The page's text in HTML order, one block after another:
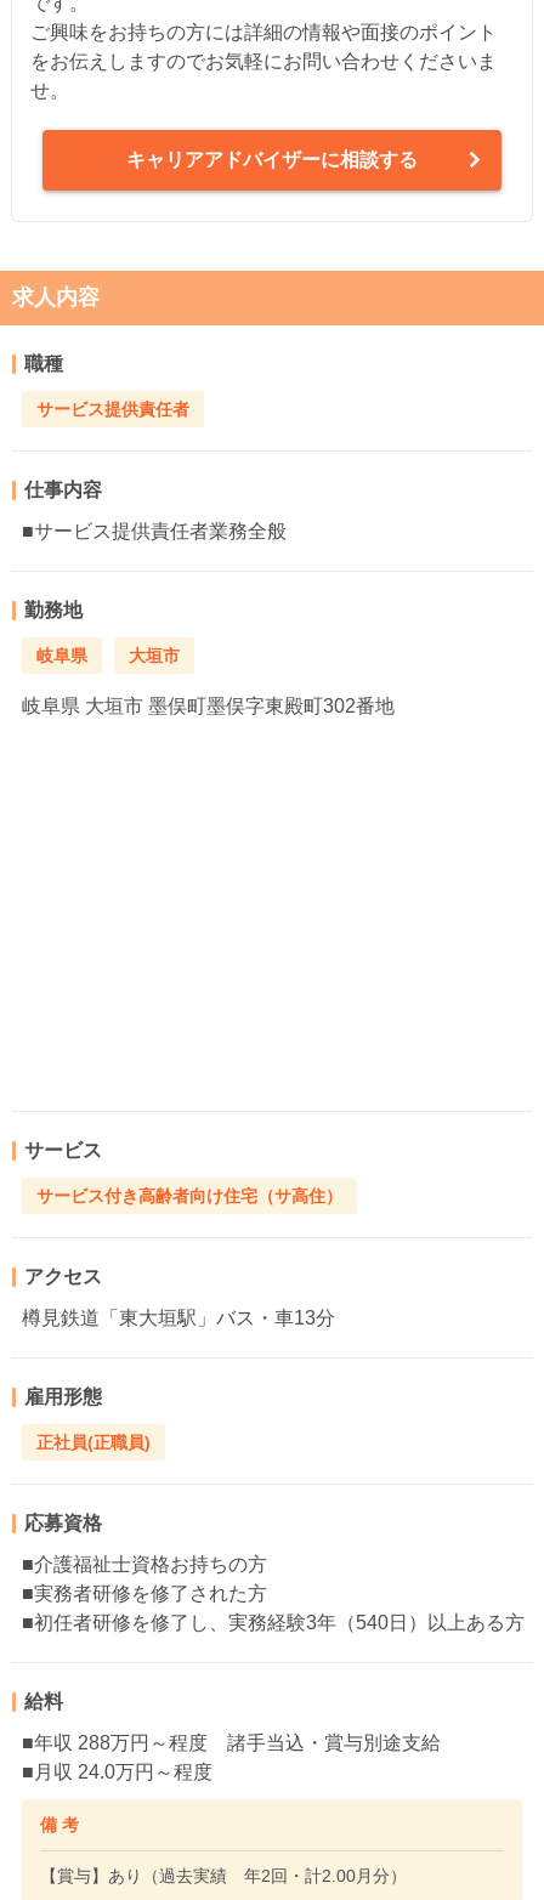
ご興味をお持ちの方には詳細の情報や面接のポイント
をお伝えしますのでお気軽にお問い合わせくださいま
せ。
キャリアアドバイザーに相談する
求人内容
職種
サービス提供責任者
仕事内容
■サービス提供責任者業務全般
勤務地
岐阜県 大垣市
岐阜県 大垣市 墨俣町墨俣字東殿町302番地
サービス
サービス付き高齢者向け住宅（サ高住）
アクセス
樽見鉄道「東大垣駅」バス・車13分
雇用形態
正社員(正職員)
応募資格
■介護福祉士資格お持ちの方
■実務者研修を修了された方
■初任者研修を修了し、実務経験3年（540日）以上ある方
給料
■年収 288万円～程度 諸手当込・賞与別途支給
■月収 24.0万円～程度
備 考
【賞与】あり（過去実績 年2回・計2.00月分）